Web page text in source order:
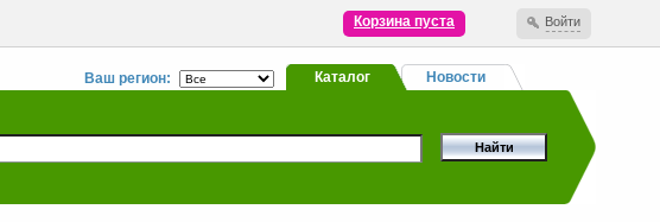
Корзина пуста Войти
Ваш регион: Каталог Новости